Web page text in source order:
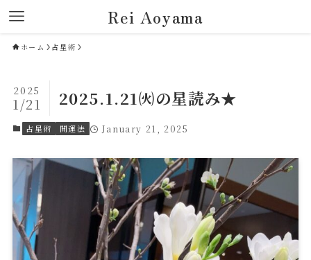
Rei Aoyama
ホーム 占星術
2025.1.21㈫の星読み★
2025
1/21
占星術 開運法 January 21, 2025